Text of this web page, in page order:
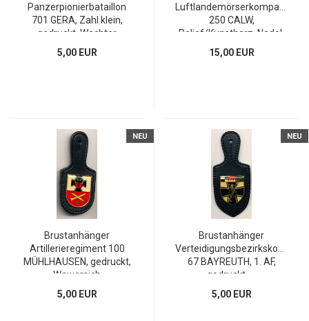
Panzerpionierbataillon
701 GERA, Zahl klein,
gedruckt, Wachter
5,00 EUR
Luftlandemörserkompanie
250 CALW,
Relief/Kunstharz, Nadel,
...
15,00 EUR
NEU
Brustanhänger
Artillerieregiment 100
MÜHLHAUSEN, gedruckt,
Wawersich
5,00 EUR
NEU
Brustanhänger
67 BAYREUTH, 1. AF,
gedruckt, ...
5,00 EUR